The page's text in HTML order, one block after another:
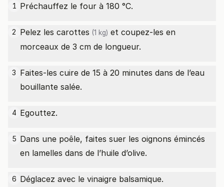
1 Préchauffez le four à 180 °C.
2 Pelez les carottes (1 kg) et coupez-les en
morceaux de 3 cm de longueur.
3 Faites-les cuire de 15 à 20 minutes dans de l’eau
bouillante salée.
4 Egouttez.
5 Dans une poêle, faites suer les oignons émincés
en lamelles dans de l’huile d’olive.
6 Déglacez avec le vinaigre balsamique.